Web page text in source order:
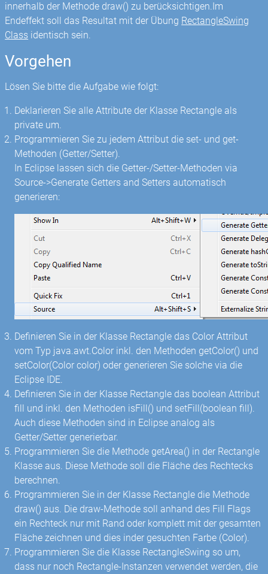
innerhalb der Methode draw() zu berücksichtigen.Im
Endeffekt soll das Resultat mit der Übung RectangleSwing
Class identisch sein.
Vorgehen
Lösen Sie bitte die Aufgabe wie folgt:
Deklarieren Sie alle Attribute der Klasse Rectangle als
private um.
Programmieren Sie zu jedem Attribut die set- und get-
Methoden (Getter/Setter).
In Eclipse lassen sich die Getter-/Setter-Methoden via
Source->Generate Getters and Setters automatisch
generieren:
Definieren Sie in der Klasse Rectangle das Color Attribut
vom Typ java.awt.Color inkl. den Methoden getColor() und
setColor(Color color) oder generieren Sie solche via die
Eclipse IDE.
Definieren Sie in der Klasse Rectangle das boolean Attribut
fill und inkl. den Methoden isFill() und setFill(boolean fill).
Auch diese Methoden sind in Eclipse analog als
Getter/Setter generierbar.
Programmieren Sie die Methode getArea() in der Rectangle
Klasse aus. Diese Methode soll die Fläche des Rechtecks
berechnen.
Programmieren Sie in der Klasse Rectangle die Methode
draw() aus. Die draw-Methode soll anhand des Fill Flags
ein Rechteck nur mit Rand oder komplett mit der gesamten
Fläche zeichnen und dies inder gesuchten Farbe (Color).
Programmieren Sie die Klasse RectangleSwing so um,
dass nur noch Rectangle-Instanzen verwendet werden, die